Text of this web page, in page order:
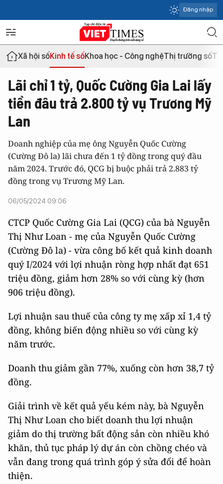
Đăng nhập
Xã hội sốKinh tế sốKhoa học - Công nghệThị trường số
Lãi chỉ 1 tỷ, Quốc Cường Gia Lai lấy
tiền đâu trả 2.800 tỷ vụ Trương Mỹ
Lan
Doanh nghiệp của mẹ ông Nguyễn Quốc Cường
(Cường Đô la) lãi chưa đến 1 tỷ đồng trong quý đầu
năm 2024. Trước đó, QCG bị buộc phải trả 2.883 tỷ
đồng trong vụ Trương Mỹ Lan.
06/05/2024 09:06
CTCP Quốc Cường Gia Lai (QCG) của bà Nguyễn
Thị Như Loan - mẹ của Nguyễn Quốc Cường
(Cường Đô la) - vừa công bố kết quả kinh doanh
quý I/2024 với lợi nhuận ròng hợp nhất đạt 651
triệu đồng, giảm hơn 28% so với cùng kỳ (hơn
906 triệu đồng).
Lợi nhuận sau thuế của công ty mẹ xấp xỉ 1,4 tỷ
đồng, không biến động nhiều so với cùng kỳ
năm trước.
Doanh thu giảm gần 77%, xuống còn hơn 38,7 tỷ
đồng.
Giải trình về kết quả yếu kém này, bà Nguyễn
Thị Như Loan cho biết doanh thu lợi nhuận
giảm do thị trường bất động sản còn nhiều khó
khăn, thủ tục pháp lý dự án còn chồng chéo và
vẫn đang trong quá trình góp ý sửa đổi để hoàn
thiện.